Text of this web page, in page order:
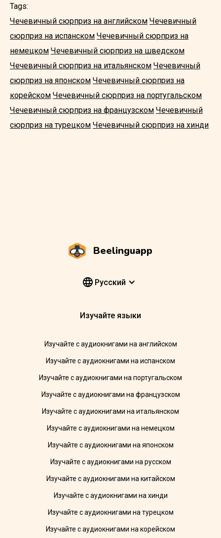
Tags:
Чечевичный сюрприз на английском Чечевичный
сюрприз на испанском Чечевичный сюрприз на
немецком Чечевичный сюрприз на шведском
Чечевичный сюрприз на итальянском Чечевичный
сюрприз на японском Чечевичный сюрприз на
корейском Чечевичный сюрприз на португальском
Чечевичный сюрприз на французском Чечевичный
сюрприз на турецком Чечевичный сюрприз на хинди
Beelinguapp
Pусский
Изучайте языки
Изучайте с аудиокнигами на английском
Изучайте с аудиокнигами на испанском
Изучайте с аудиокнигами на португальском
Изучайте с аудиокнигами на французском
Изучайте с аудиокнигами на итальянском
Изучайте с аудиокнигами на немецком
Изучайте с аудиокнигами на японском
Изучайте с аудиокнигами на русском
Изучайте с аудиокнигами на китайском
Изучайте с аудиокнигами на хинди
Изучайте с аудиокнигами на турецком
Изучайте с аудиокнигами на корейском